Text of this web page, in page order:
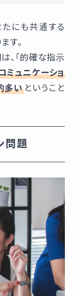
にも共通する
す。
、「的確な指示
ミュニケーショ
多い ということ
問題